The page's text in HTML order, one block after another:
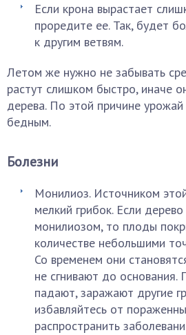
Если крона вырастает
проредите ее. Так, будет
к другим ветвям.
Летом же нужно не забывать
растут слишком быстро, иначе
дерева. По этой причине
бедным.
Болезни
Монилиоз. Источником
мелкий грибок. Если
монилиозом, то плоды
количестве небольшими
Со временем они
не сгнивают до
падают, заражают другие
избавляйтесь от
распространить